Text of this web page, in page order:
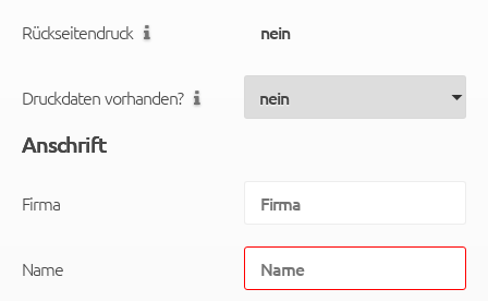
Rückseitendruck
Druckdaten vorhanden?
Anschrift
Firma
Name